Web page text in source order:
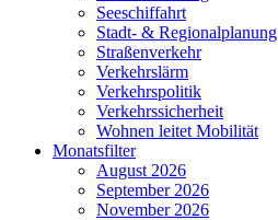
Seeschiffahrt
Stadt- & Regionalplanung
Straßenverkehr
Verkehrslärm
Verkehrspolitik
Verkehrssicherheit
Wohnen leitet Mobilität
Monatsfilter
August 2026
September 2026
November 2026